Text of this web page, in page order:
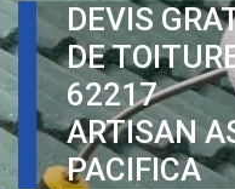
DEVIS
DE
62217
ARTISAN
PACIFICA